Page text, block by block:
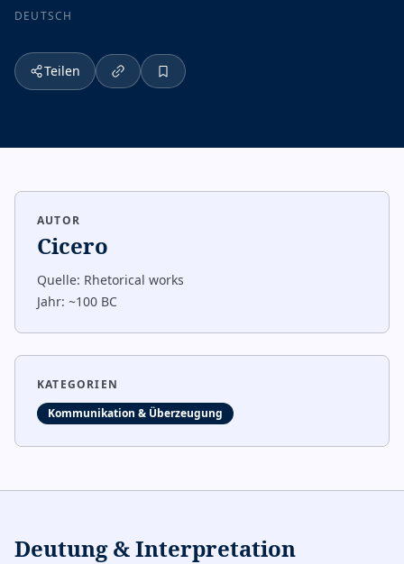
DEUTSCH
Teilen
AUTOR
Cicero
Quelle: Rhetorical works
Jahr: ~100 BC
KATEGORIEN
Kommunikation & Überzeugung
Deutung & Interpretation